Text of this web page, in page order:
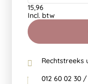
15,96
Incl. btw
Rechtstreeks
012 60 02 30